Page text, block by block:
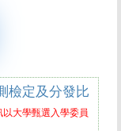
檢定及分發比
以大學甄選入學委員